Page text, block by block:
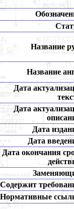
Название
Название
Дата
Дата
Дата
Дата
Дата окончания
Содержит
Нормативные